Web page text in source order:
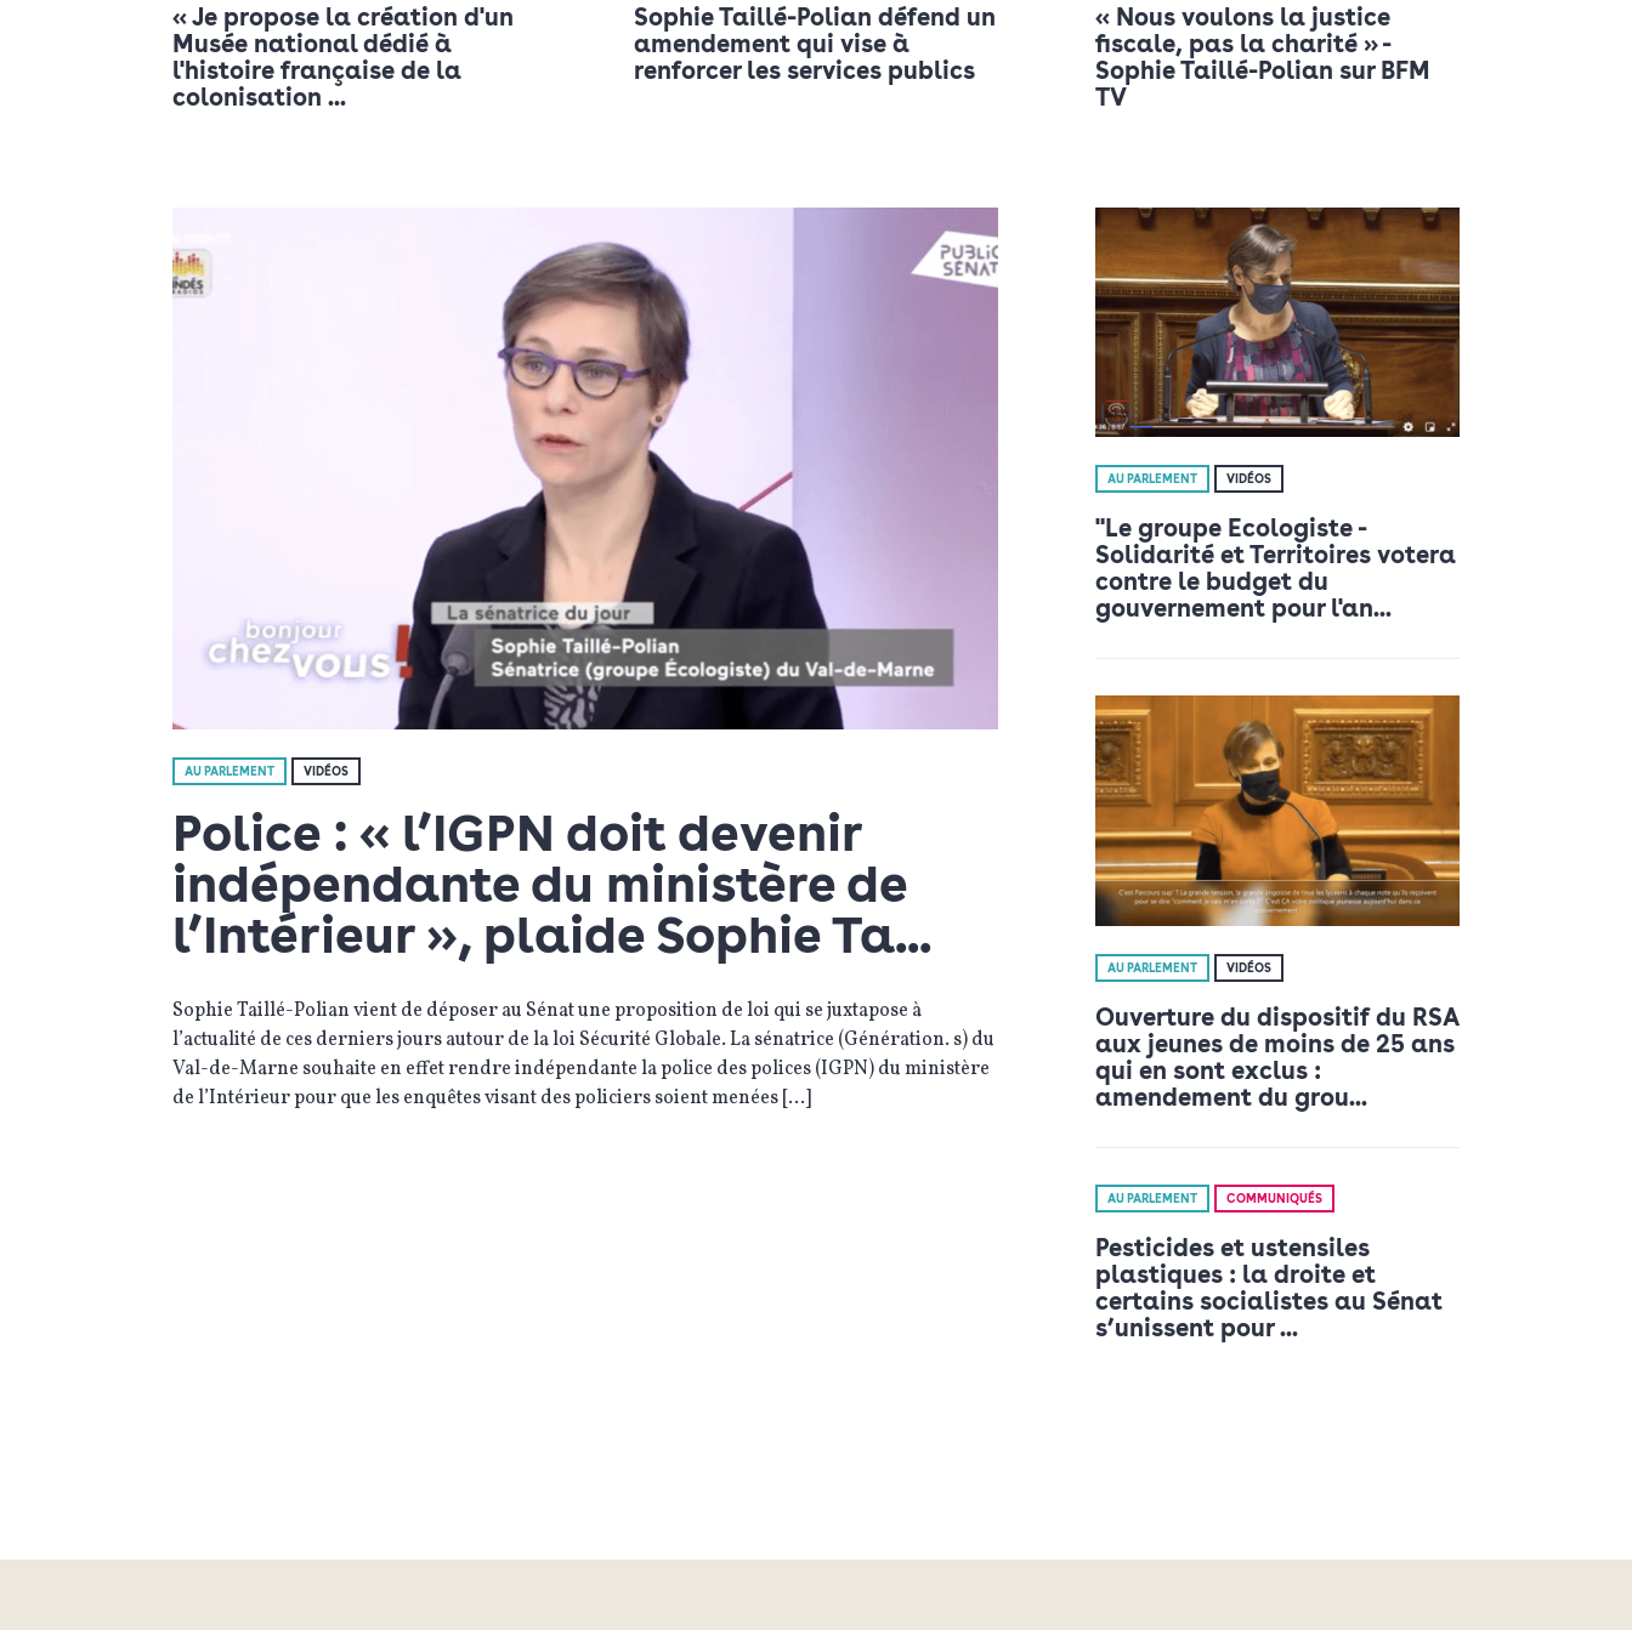
« Je propose la création d'un
Musée national dédié à
l'histoire française de la
colonisation ...
Sophie Taillé-Polian défend un
amendement qui vise à
renforcer les services publics
« Nous voulons la justice
fiscale, pas la charité » -
Sophie Taillé-Polian sur BFM
TV
AU PARLEMENT VIDÉOS
Police : « l’IGPN doit devenir
indépendante du ministère de
l’Intérieur », plaide Sophie Ta...
Sophie Taillé-Polian vient de déposer au Sénat une proposition de loi qui se juxtapose à
l’actualité de ces derniers jours autour de la loi Sécurité Globale. La sénatrice (Génération. s) du
Val-de-Marne souhaite en effet rendre indépendante la police des polices (IGPN) du ministère
de l’Intérieur pour que les enquêtes visant des policiers soient menées […]
AU PARLEMENT VIDÉOS
"Le groupe Ecologiste -
Solidarité et Territoires votera
contre le budget du
gouvernement pour l'an...
AU PARLEMENT VIDÉOS
Ouverture du dispositif du RSA
aux jeunes de moins de 25 ans
qui en sont exclus :
amendement du grou...
AU PARLEMENT COMMUNIQUÉS
Pesticides et ustensiles
plastiques : la droite et
certains socialistes au Sénat
s’unissent pour ...